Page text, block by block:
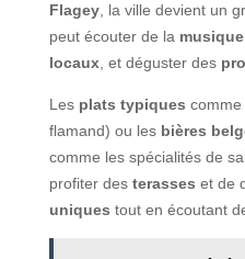
Flagey, la ville devient un
peut écouter de la
locaux, et déguster des
Les plats typiques comme
flamand) ou les bières
comme les spécialités de
profiter des terasses et de
uniques tout en écoutant